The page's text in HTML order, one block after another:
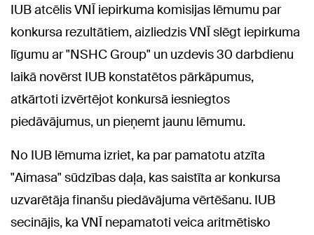
IUB atcēlis VNĪ iepirkuma komisijas lēmumu par
konkursa rezultātiem, aizliedzis VNĪ slēgt iepirkuma
līgumu ar "NSHC Group" un uzdevis 30 darbdienu
laikā novērst IUB konstatētos pārkāpumus,
atkārtoti izvērtējot konkursā iesniegtos
piedāvājumus, un pieņemt jaunu lēmumu.
No IUB lēmuma izriet, ka par pamatotu atzīta
"Aimasa" sūdzības daļa, kas saistīta ar konkursa
uzvarētāja finanšu piedāvājuma vērtēšanu. IUB
secinājis, ka VNĪ nepamatoti veica aritmētisko